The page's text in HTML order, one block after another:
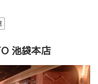
池袋本店